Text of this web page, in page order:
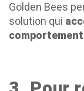
Golden Bees
solution qui